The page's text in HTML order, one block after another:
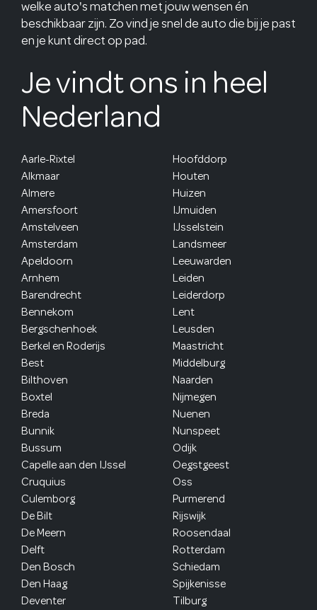
welke auto's matchen met jouw wensen én
beschikbaar zijn. Zo vind je snel de auto die bij je past
en je kunt direct op pad.
Je vindt ons in heel
Nederland
Aarle-Rixtel
Alkmaar
Almere
Amersfoort
Amstelveen
Amsterdam
Apeldoorn
Arnhem
Barendrecht
Bennekom
Bergschenhoek
Berkel en Roderijs
Best
Bilthoven
Boxtel
Breda
Bunnik
Bussum
Capelle aan den IJssel
Cruquius
Culemborg
De Bilt
De Meern
Delft
Den Bosch
Den Haag
Deventer
Hoofddorp
Houten
Huizen
IJmuiden
IJsselstein
Landsmeer
Leeuwarden
Leiden
Leiderdorp
Lent
Leusden
Maastricht
Middelburg
Naarden
Nijmegen
Nuenen
Nunspeet
Odijk
Oegstgeest
Oss
Purmerend
Rijswijk
Roosendaal
Rotterdam
Schiedam
Spijkenisse
Tilburg